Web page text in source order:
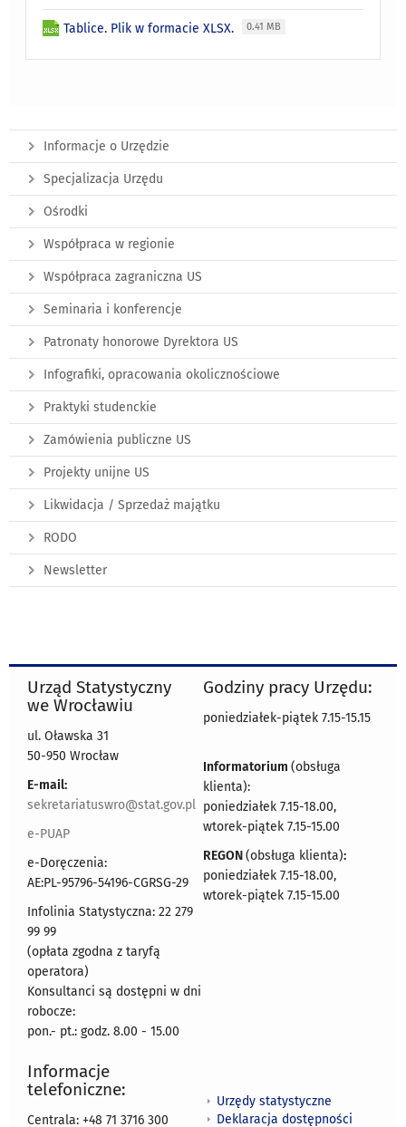
Tablice. Plik w formacie XLSX. 0.41 MB
Informacje o Urzędzie
Specjalizacja Urzędu
Ośrodki
Współpraca w regionie
Współpraca zagraniczna US
Seminaria i konferencje
Patronaty honorowe Dyrektora US
Infografiki, opracowania okolicznościowe
Praktyki studenckie
Zamówienia publiczne US
Projekty unijne US
Likwidacja / Sprzedaż majątku
RODO
Newsletter
Urząd Statystyczny
we Wrocławiu
ul. Oławska 31
50-950 Wrocław
E-mail:
sekretariatuswro@stat.gov.pl
e-PUAP
e-Doręczenia:
AE:PL-95796-54196-CGRSG-29
Infolinia Statystyczna: 22 279
99 99
(opłata zgodna z taryfą
operatora)
Konsultanci są dostępni w dni
robocze:
pon.- pt.: godz. 8.00 - 15.00
Godziny pracy Urzędu:
poniedziałek-piątek 7.15-15.15
Informatorium (obsługa
klienta):
poniedziałek 7.15-18.00,
wtorek-piątek 7.15-15.00
REGON(obsługa klienta):
poniedziałek 7.15-18.00,
wtorek-piątek 7.15-15.00
Informacje
telefoniczne:
Centrala: +48 71 3716 300
Urzędy statystyczne
Deklaracja dostępności